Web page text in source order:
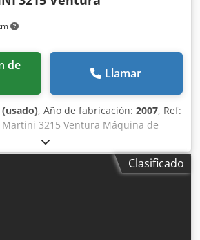
Credpfx Ageymaiqjksf Número de
eje: 35 r.p.m. Voltaje: 400/50
Llamar
, Año de fabricación: 2007, Ref:
3215 Ventura Máquina de
de alta velocidad
de tamaños de producto
g/m Crodpfxet Sybco Agkjf
de cuchilla Innovador sistema de
bucles patentada con aire
Clasificado